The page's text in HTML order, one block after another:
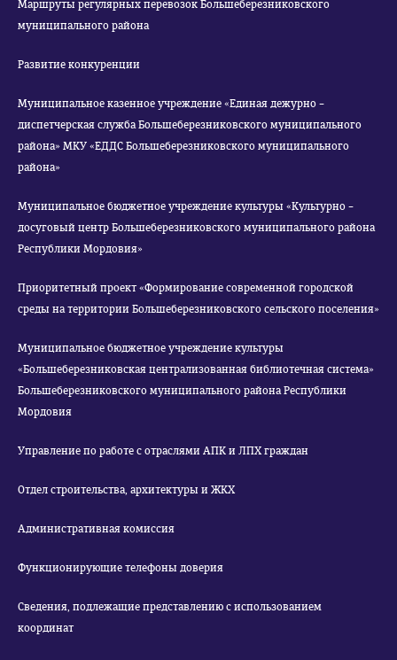
Маршруты регулярных перевозок Большеберезниковского
муниципального района
Развитие конкуренции
Муниципальное казенное учреждение «Единая дежурно –
диспетчерская служба Большеберезниковского муниципального
района» МКУ «ЕДДС Большеберезниковского муниципального
района»
Муниципальное бюджетное учреждение культуры «Культурно –
досуговый центр Большеберезниковского муниципального района
Республики Мордовия»
Приоритетный проект «Формирование современной городской
среды на территории Большеберезниковского сельского поселения»
Муниципальное бюджетное учреждение культуры
«Большеберезниковская централизованная библиотечная система»
Большеберезниковского муниципального района Республики
Мордовия
Управление по работе с отраслями АПК и ЛПХ граждан
Отдел строительства, архитектуры и ЖКХ
Административная комиссия
Функционирующие телефоны доверия
Сведения, подлежащие представлению с использованием
координат